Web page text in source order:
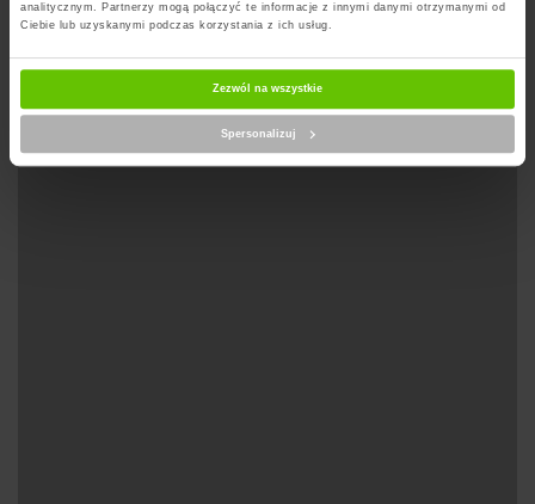
analitycznym. Partnerzy mogą połączyć te informacje z innymi danymi otrzymanymi od
Ciebie lub uzyskanymi podczas korzystania z ich usług.
Zezwól na wszystkie
Spersonalizuj